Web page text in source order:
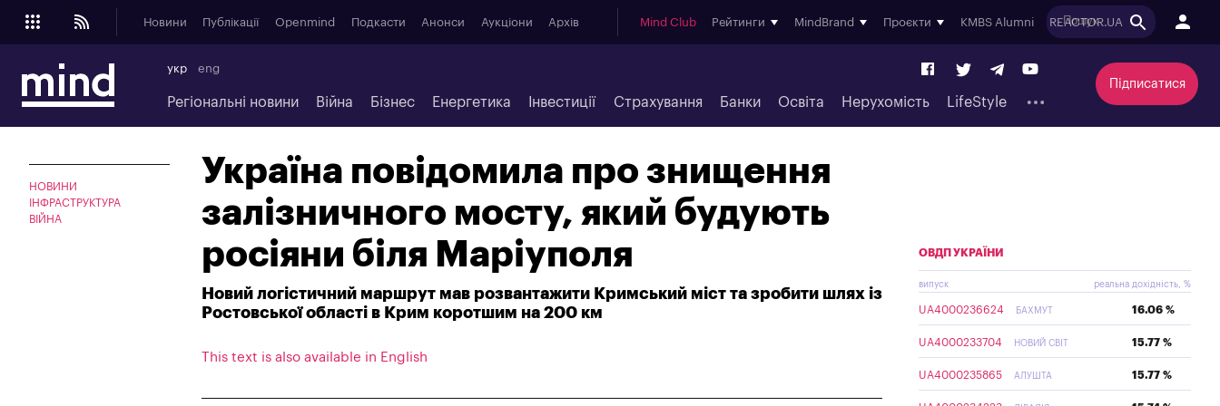
Новини Публікації Openmind Подкасти Анонси Аукціони Архів Mind Club Рейтинги MindBrand Проєкти KMBS Alumni REACTOR.UA
укр eng
Регіональні новини Війна Бізнес Енергетика Інвестиції Страхування Банки Освіта Нерухомість LifeStyle
Підписатися
НОВИНИ
ІНФРАСТРУКТУРА
ВІЙНА
Україна повідомила про знищення
залізничного мосту, який будують
росіяни біля Маріуполя
Новий логістичний маршрут мав розвантажити Кримський міст та зробити шлях із
Ростовської області в Крим коротшим на 200 км
This text is also available in English
ОВДП УКРАЇНИ
випуск реальна дохідність, %
UA4000236624 БАХМУТ 16.06 %
UA4000233704 НОВИЙ СВІТ 15.77 %
UA4000235865 АЛУШТА 15.77 %